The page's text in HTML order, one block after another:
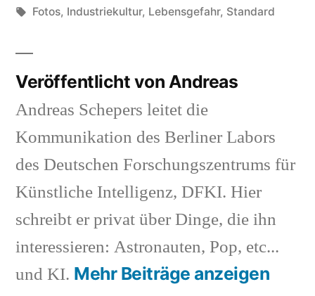
von
in
Schlagwörter:
Fotos, Industriekultur, Lebensgefahr, Standard
Veröffentlicht von Andreas
Andreas Schepers leitet die
Kommunikation des Berliner Labors
des Deutschen Forschungszentrums für
Künstliche Intelligenz, DFKI. Hier
schreibt er privat über Dinge, die ihn
interessieren: Astronauten, Pop, etc...
und KI. Mehr Beiträge anzeigen